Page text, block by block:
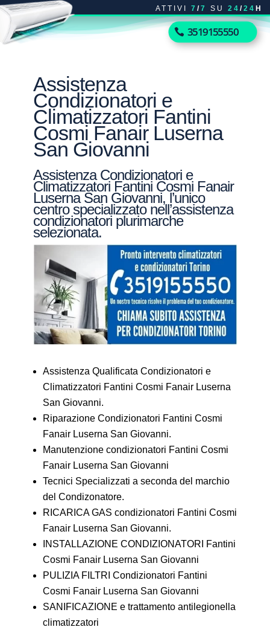
ATTIVI 7 /7 SU 24 /24 H
3519155550
Assistenza
Condizionatori e
Climatizzatori Fantini
Cosmi Fanair Luserna
San Giovanni
Assistenza Condizionatori e
Climatizzatori Fantini Cosmi Fanair
Luserna San Giovanni, l’unico
centro specializzato nell’assistenza
condizionatori plurimarche
selezionata.
Assistenza Qualificata Condizionatori e
Climatizzatori Fantini Cosmi Fanair Luserna
San Giovanni.
Riparazione Condizionatori Fantini Cosmi
Fanair Luserna San Giovanni.
Manutenzione condizionatori Fantini Cosmi
Fanair Luserna San Giovanni
Tecnici Specializzati a seconda del marchio
del Condizonatore.
RICARICA GAS condizionatori Fantini Cosmi
Fanair Luserna San Giovanni.
INSTALLAZIONE CONDIZIONATORI Fantini
Cosmi Fanair Luserna San Giovanni
PULIZIA FILTRI Condizionatori Fantini
Cosmi Fanair Luserna San Giovanni
SANIFICAZIONE e trattamento antilegionella
climatizzatori